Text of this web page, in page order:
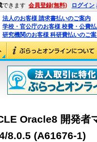
できます 会員登録(無料) ログイン
法人のお客様 請求書払いのご案内
学校・官公庁のお客様 校費・公費
研究機関のお客様 科研費払いのご
Oracle8 開発者
8.0.5 (A61676-1)